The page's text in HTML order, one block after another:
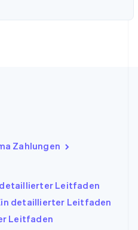
Zahlungen
detaillierter Leitfaden
detaillierter Leitfaden
Leitfaden